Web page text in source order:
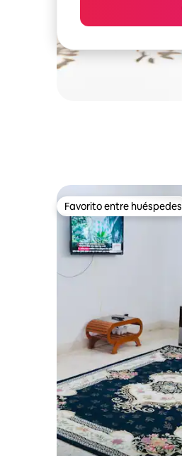
Favorito entre huéspedes
Favorito entre huéspedes